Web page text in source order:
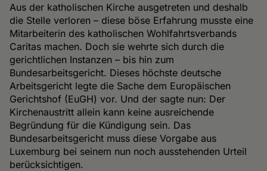
Aus der katholischen Kirche ausgetreten und deshalb
die Stelle verloren – diese böse Erfahrung musste eine
Mitarbeiterin des katholischen Wohlfahrtsverbands
Caritas machen. Doch sie wehrte sich durch die
gerichtlichen Instanzen – bis hin zum
Bundesarbeitsgericht. Dieses höchste deutsche
Arbeitsgericht legte die Sache dem Europäischen
Gerichtshof (EuGH) vor. Und der sagte nun: Der
Kirchenaustritt allein kann keine ausreichende
Begründung für die Kündigung sein. Das
Bundesarbeitsgericht muss diese Vorgabe aus
Luxemburg bei seinem nun noch ausstehenden Urteil
berücksichtigen.